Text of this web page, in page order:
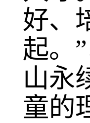
好、
起。
山永
童的